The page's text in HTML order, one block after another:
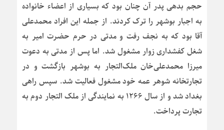
حجم بدهی پدر آن چنان بود که بسیاری از اعضاء خانواده
به اجبار بوشهر را ترک کردند. از جمله این افراد محمدعلی
آقا بود که به نجف رفت و مدتی در حرم حضرت امیر به
شغل کفشداری زوار مشغول شد. اما پس از مدتی به دعوت
میرزا محمدعلی‌خان ملک‌التجار به بوشهر بازگشت و در
تجارتخانه شوهر عمه خود مشغول فعالیت شد. سپس راهی
بغداد شد و از سال ۱۲۶۶ به نمایندگی از ملک التجار دوم به
تجارت پرداخت.